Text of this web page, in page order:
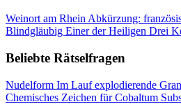
Weinort am Rhein Abkürzung:
Blindgläubig Einer der Heiligen Drei
Beliebte Rätselfragen
Nudelform Im Lauf explodierende
Chemisches Zeichen für Cobaltum